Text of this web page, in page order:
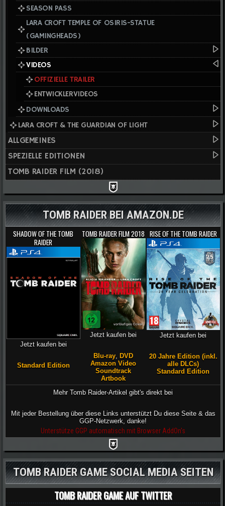
SEASON PASS
LARA CROFT TEMPLE OF OSIRIS-STATUE
(GAMINGHEADS)
BILDER
VIDEOS
OFFIZIELLE TRAILER
ENTWICKLERVIDEOS
DOWNLOADS
LARA CROFT & THE GUARDIAN OF LIGHT
ALLGEMEINES
SPEZIELLE EDITIONEN
TOMB RAIDER FILM (2018)
TOMB RAIDER BEI AMAZON.DE
SHADOW OF THE TOMB
RAIDER
Jetzt kaufen bei
Standard Edition
TOMB RAIDER FILM 2018
Jetzt kaufen bei
Blu-ray DVD
Amazon Video
Soundtrack
Artbook
RISE OF THE TOMB RAIDER
Jetzt kaufen bei
20 Jahre Edition (inkl.
alle DLCs)
Standard Edition
Mehr Tomb Raider-Artikel gibt's direkt bei
Mit jeder Bestellung über diese Links unterstützt Du diese Seite & das
GGP-Netzwerk, danke!
Unterstütze GGP automatisch mit Browser AddOn's
TOMB RAIDER GAME SOCIAL MEDIA SEITEN
TOMB RAIDER GAME AUF TWITTER